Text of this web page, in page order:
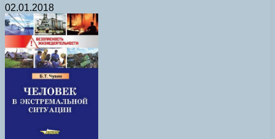
02.01.2018